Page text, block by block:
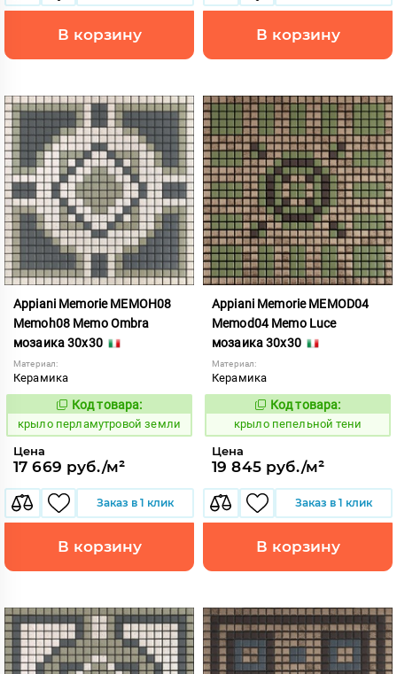
В корзину В корзину
Appiani Memorie MEMOH08
Memoh08 Memo Ombra
мозаика 30x30
Материал:
Керамика
837030
Код товара:
крыло перламутровой земли
Цена
17 669 руб./м²
Заказ в 1 клик
В корзину
Appiani Memorie MEMOD04
Memod04 Memo Luce
мозаика 30x30
Материал:
Керамика
836978
Код товара:
крыло пепельной тени
Цена
19 845 руб./м²
Заказ в 1 клик
В корзину